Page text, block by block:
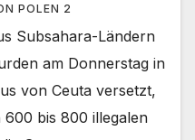
POLEN 2
Subsahara-Ländern
am Donnerstag in
von Ceuta versetzt,
bis 800 illegalen